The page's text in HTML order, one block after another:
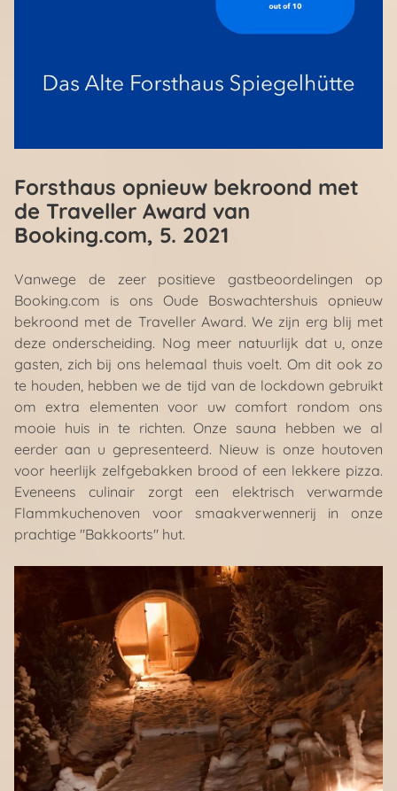
Forsthaus opnieuw bekroond met
de Traveller Award van
Booking.com, 5. 2021
Vanwege de zeer positieve gastbeoordelingen op
Booking.com is ons Oude Boswachtershuis opnieuw
bekroond met de Traveller Award. We zijn erg blij met
deze onderscheiding. Nog meer natuurlijk dat u, onze
gasten, zich bij ons helemaal thuis voelt. Om dit ook zo
te houden, hebben we de tijd van de lockdown gebruikt
om extra elementen voor uw comfort rondom ons
mooie huis in te richten. Onze sauna hebben we al
eerder aan u gepresenteerd. Nieuw is onze houtoven
voor heerlijk zelfgebakken brood of een lekkere pizza.
Eveneens culinair zorgt een elektrisch verwarmde
Flammkuchenoven voor smaakverwennerij in onze
prachtige "Bakkoorts" hut.